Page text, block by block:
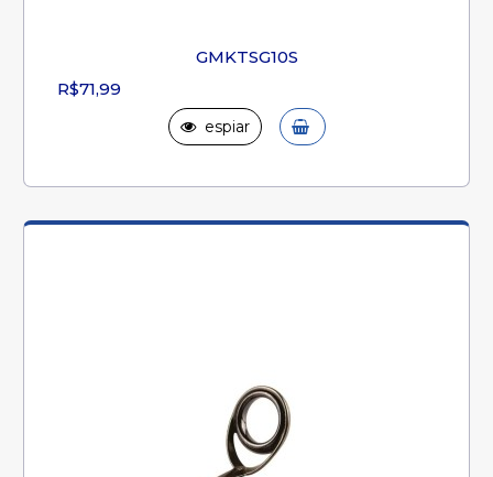
GMKTSG10S
R$71,99
espiar